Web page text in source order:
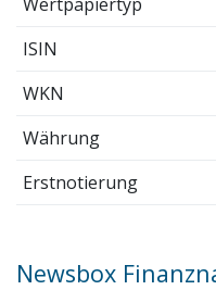
ISIN
WKN
Währung
Erstnotierung
Newsbox